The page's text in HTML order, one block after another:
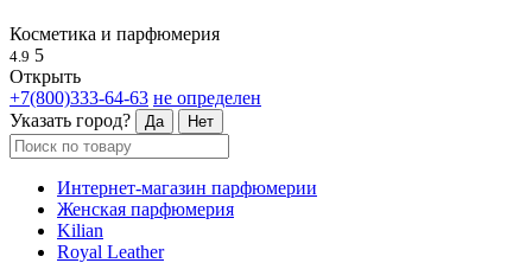
Косметика и парфюмерия
4.9 5
Открыть
+7(800)333-64-63 не определен
Указать город?
Да Нет
Интернет-магазин парфюмерии
Женская парфюмерия
Kilian
Royal Leather